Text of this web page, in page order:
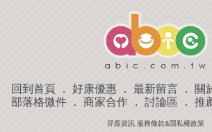
回到首頁 ． 好康優惠 ． 最新留言 ． 關
部落格微件． 商家合作． 討論區 ． 推
羿磊資訊 服務條款&隱私權政策